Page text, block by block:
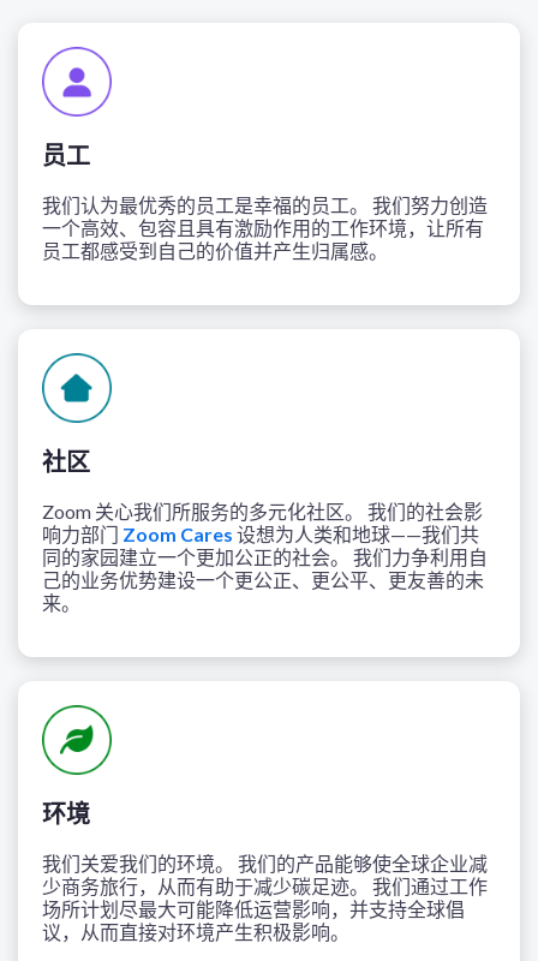
员工
我们认为最优秀的员工是幸福的员工。 我们努力创造
一个高效、包容且具有激励作用的工作环境，让所有
员工都感受到自己的价值并产生归属感。
社区
Zoom 关心我们所服务的多元化社区。 我们的社会影
响力部门 Zoom Cares 设想为人类和地球——我们共
同的家园建立一个更加公正的社会。 我们力争利用自
己的业务优势建设一个更公正、更公平、更友善的未
来。
环境
我们关爱我们的环境。 我们的产品能够使全球企业减
少商务旅行，从而有助于减少碳足迹。 我们通过工作
场所计划尽最大可能降低运营影响，并支持全球倡
议，从而直接对环境产生积极影响。